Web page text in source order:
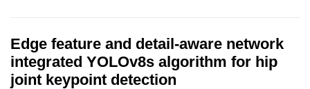
Edge feature and detail-aware network
integrated YOLOv8s algorithm for hip
joint keypoint detection